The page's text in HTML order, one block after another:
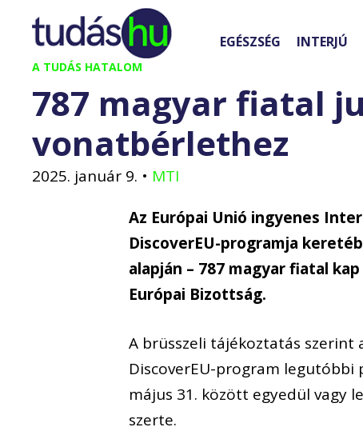
Kilépés
tartalomba
A TUDÁS HATALOM
EGÉSZSÉG INTERJÚ
787 magyar fiatal
vonatbérlethez
2025. január 9. • MTI
Az Európai Unió ingyenes
DiscoverEU-programja
alapján – 787 magyar fiatal
Európai Bizottság.
A brüsszeli tájékoztatás szerint
DiscoverEU-program legutóbbi
május 31. között egyedül vagy
szerte.